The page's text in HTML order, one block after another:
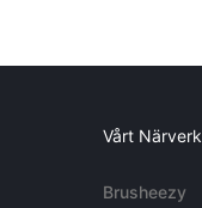
Vårt Närverk
Brusheezy